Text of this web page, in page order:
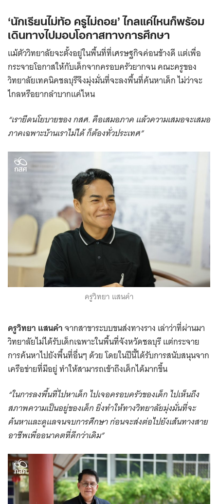
‘นักเรียนไม่ท้อ ครูไม่ถอย’ ไกลแค่ไหนก็พร้อม
เดินทางไปมอบโอกาสทางการศึกษา
แม้ตัววิทยาลัยจะตั้งอยู่ในพื้นที่ที่เศรษฐกิจค่อนข้างดี แต่เพื่อ
กระจายโอกาสให้กับเด็กจากครอบครัวยากจน คณะครูของ
วิทยาลัยเทคนิคชลบุรีจึงมุ่งมั่นที่จะลงพื้นที่ค้นหาเด็ก ไม่ว่าจะ
ไกลหรือยากลำบากแค่ไหน
“เรายึดนโยบายของ กสศ. คือเสมอภาค แล้วความเสมอจะเสมอ
ภาคเฉพาะบ้านเราไม่ได้ ก็ต้องทั่วประเทศ”
ครูวิทยา แสนคำ
ครูวิทยา แสนคำจากสาขาระบบขนส่งทางราง เล่าว่าที่ผ่านมา
วิทยาลัยไม่ได้รับเด็กเฉพาะในพื้นที่จังหวัดชลบุรี แต่กระจาย
การค้นหาไปยังพื้นที่อื่นๆ ด้วย โดยในปีนี้ได้รับการสนับสนุนจาก
เครือข่ายที่มีอยู่ ทำให้สามารถเข้าถึงเด็กได้มากขึ้น
“ในการลงพื้นที่ไปหาเด็ก ไปเจอครอบครัวของเด็ก ไปเห็นถึง
สภาพความเป็นอยู่ของเด็ก ยิ่งทำให้ทางวิทยาลัยมุ่งมั่นที่จะ
ค้นหาและดูแลจนจบการศึกษา ก่อนจะส่งต่อไปยังเส้นทางสาย
อาชีพเพื่ออนาคตที่ดีกว่าเดิม”